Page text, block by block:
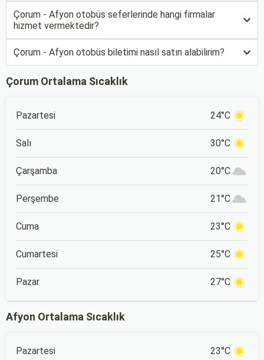
Çorum - Afyon otobüs seferlerinde hangi firmalar
hizmet vermektedir?
Çorum - Afyon otobüs biletimi nasıl satın alabilirim?
Çorum Ortalama Sıcaklık
Pazartesi 24°C
Salı 30°C
Çarşamba 20°C
Perşembe 21°C
Cuma 23°C
Cumartesi 25°C
Pazar 27°C
Afyon Ortalama Sıcaklık
Pazartesi 23°C